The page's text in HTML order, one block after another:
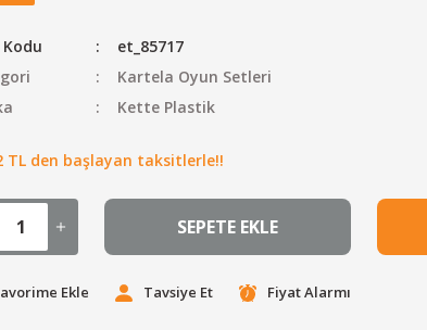
et_85717
Kartela Oyun Setleri
Kette Plastik
TL den başlayan taksitlerle!!
SEPETE EKLE
Tavsiye Et Fiyat Alarmı